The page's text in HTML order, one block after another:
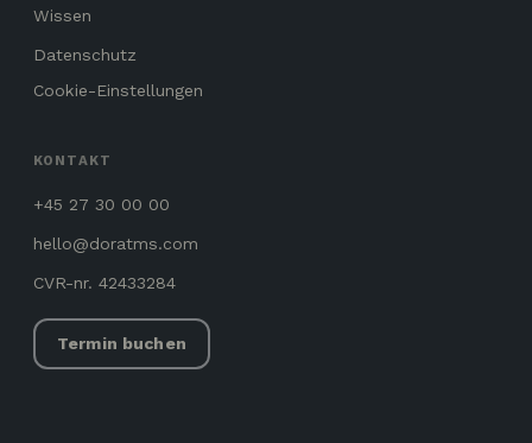
Wissen
Datenschutz
Cookie-Einstellungen
KONTAKT
+45 27 30 00 00
hello@doratms.com
CVR-nr. 42433284
Termin buchen